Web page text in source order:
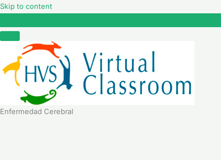
Skip to content
Enfermedad Cerebral